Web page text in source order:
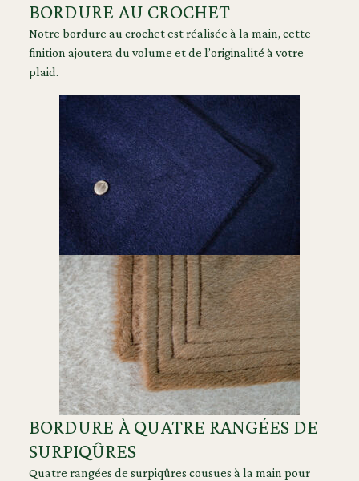
BORDURE AU CROCHET
Notre bordure au crochet est réalisée à la main, cette
finition ajoutera du volume et de l’originalité à votre
plaid.
BORDURE À QUATRE RANGÉES DE
SURPIQÛRES
Quatre rangées de surpiqûres cousues à la main pour